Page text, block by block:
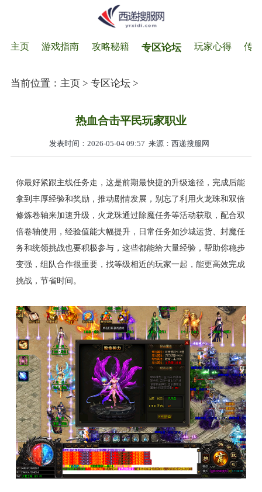
主页 游戏指南 攻略秘籍 专区论坛 玩家心得 传
当前位置： 主页> 专区论坛>
热血合击平民玩家职业
发表时间：2026-05-04 09:57 来源：西递搜服网
你最好紧跟主线任务走，这是前期最快捷的升级途径，完成后能
拿到丰厚经验和奖励，推动剧情发展，别忘了利用火龙珠和双倍
修炼卷轴来加速升级，火龙珠通过除魔任务等活动获取，配合双
倍卷轴使用，经验值能大幅提升，日常任务如沙城运货、封魔任
务和统领挑战也要积极参与，这些都能给大量经验，帮助你稳步
变强，组队合作很重要，找等级相近的玩家一起，能更高效完成
挑战，节省时间。